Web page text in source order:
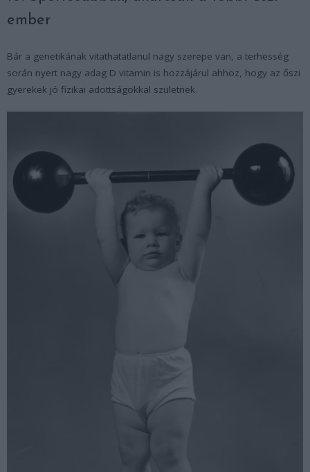
ember
Bár a genetikának vitathatatlanul nagy szerepe van, a terhesség
során nyert nagy adag D vitamin is hozzájárul ahhoz, hogy az őszi
gyerekek jó fizikai adottságokkal születnek.